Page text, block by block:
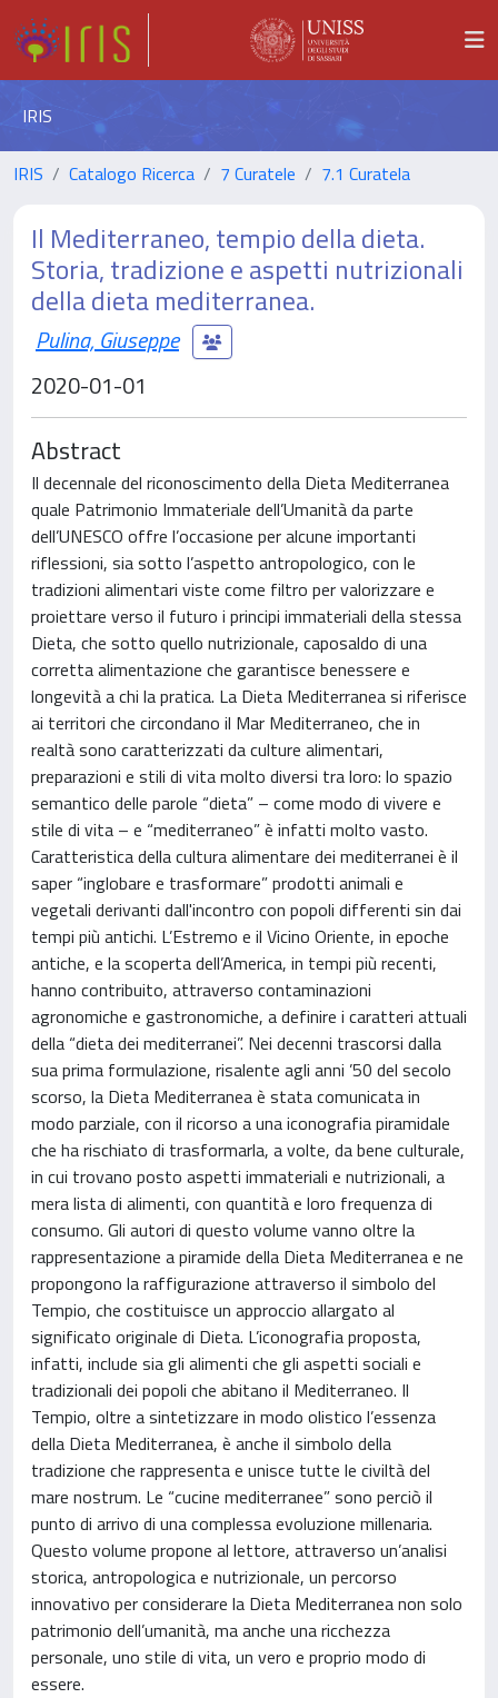
IRIS
IRIS Catalogo Ricerca 7 Curatele 7.1 Curatela
Il Mediterraneo, tempio della dieta.
Storia, tradizione e aspetti nutrizionali
della dieta mediterranea.
Pulina, Giuseppe
2020-01-01
Abstract
Il decennale del riconoscimento della Dieta Mediterranea
quale Patrimonio Immateriale dell’Umanità da parte
dell’UNESCO offre l’occasione per alcune importanti
riflessioni, sia sotto l’aspetto antropologico, con le
tradizioni alimentari viste come filtro per valorizzare e
proiettare verso il futuro i principi immateriali della stessa
Dieta, che sotto quello nutrizionale, caposaldo di una
corretta alimentazione che garantisce benessere e
longevità a chi la pratica. La Dieta Mediterranea si riferisce
ai territori che circondano il Mar Mediterraneo, che in
realtà sono caratterizzati da culture alimentari,
preparazioni e stili di vita molto diversi tra loro: lo spazio
semantico delle parole “dieta” – come modo di vivere e
stile di vita – e “mediterraneo” è infatti molto vasto.
Caratteristica della cultura alimentare dei mediterranei è il
saper “inglobare e trasformare” prodotti animali e
vegetali derivanti dall'incontro con popoli differenti sin dai
tempi più antichi. L’Estremo e il Vicino Oriente, in epoche
antiche, e la scoperta dell’America, in tempi più recenti,
hanno contribuito, attraverso contaminazioni
agronomiche e gastronomiche, a definire i caratteri attuali
della “dieta dei mediterranei”. Nei decenni trascorsi dalla
sua prima formulazione, risalente agli anni ’50 del secolo
scorso, la Dieta Mediterranea è stata comunicata in
modo parziale, con il ricorso a una iconografia piramidale
che ha rischiato di trasformarla, a volte, da bene culturale,
in cui trovano posto aspetti immateriali e nutrizionali, a
mera lista di alimenti, con quantità e loro frequenza di
consumo. Gli autori di questo volume vanno oltre la
rappresentazione a piramide della Dieta Mediterranea e ne
propongono la raffigurazione attraverso il simbolo del
Tempio, che costituisce un approccio allargato al
significato originale di Dieta. L’iconografia proposta,
infatti, include sia gli alimenti che gli aspetti sociali e
tradizionali dei popoli che abitano il Mediterraneo. Il
Tempio, oltre a sintetizzare in modo olistico l’essenza
della Dieta Mediterranea, è anche il simbolo della
tradizione che rappresenta e unisce tutte le civiltà del
mare nostrum. Le “cucine mediterranee” sono perciò il
punto di arrivo di una complessa evoluzione millenaria.
Questo volume propone al lettore, attraverso un’analisi
storica, antropologica e nutrizionale, un percorso
innovativo per considerare la Dieta Mediterranea non solo
patrimonio dell’umanità, ma anche una ricchezza
personale, uno stile di vita, un vero e proprio modo di
essere.